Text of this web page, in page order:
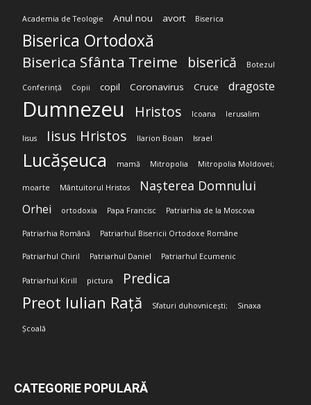
Academia de Teologie Anul nou avort Biserica
Biserica Ortodoxă
Biserica Sfânta Treime biserică Botezul
Conferință Copii copil Coronavirus Cruce dragoste
Dumnezeu Hristos Icoana Ierusalim
Iisus Iisus Hristos Ilarion Boian Israel
Lucășeuca mamă Mitropolia Mitropolia Moldovei;
moarte Mântuitorul Hristos Nașterea Domnului
Orhei ortodoxia Papa Francisc Patriarhia de la Moscova
Patriarhia Română Patriarhul Bisericii Ortodoxe Române
Patriarhul Chiril Patriarhul Daniel Patriarhul Ecumenic
Patriarhul Kirill pictura Predica
Preot Iulian Rață Sfaturi duhovnicești; Sinaxa
Școală
CATEGORIE POPULARĂ